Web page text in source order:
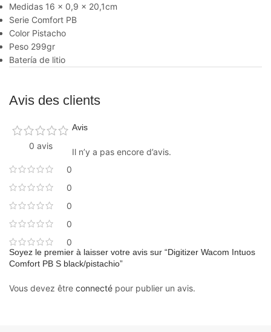
Medidas 16 x 0,9 x 20,1cm
Serie Comfort PB
Color Pistacho
Peso 299gr
Batería de litio
Avis des clients
0 avis
0
0
0
0
0
Avis
Il n’y a pas encore d’avis.
Soyez le premier à laisser votre avis sur “Digitizer Wacom Intuos
Comfort PB S black/pistachio”
Vous devez être connecté pour publier un avis.